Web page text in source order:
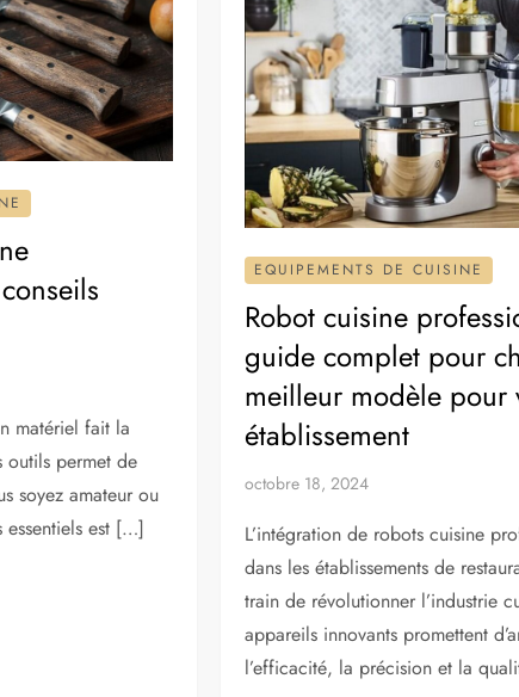
matériel fait la
outils permet de
soyez amateur ou
essentiels est […]
EQUIPEMENTS DE CUISINE
Robot cuisine
guide complet pour
meilleur modèle pour
établissement
octobre 18, 2024
L’intégration de robots cuisine
dans les établissements de
train de révolutionner l’industrie
appareils innovants promettent
l’efficacité, la précision et la